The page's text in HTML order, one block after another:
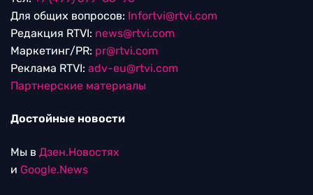
Для общих вопросов: Infortvi@rtvi.com
Редакция RTVI: news@rtvi.com
Маркетинг/PR: pr@rtvi.com
Реклама RTVI: adv-eu@rtvi.com
Партнерские материалы
Достойные новости
Мы в Дзен.Новостях
и Google.News